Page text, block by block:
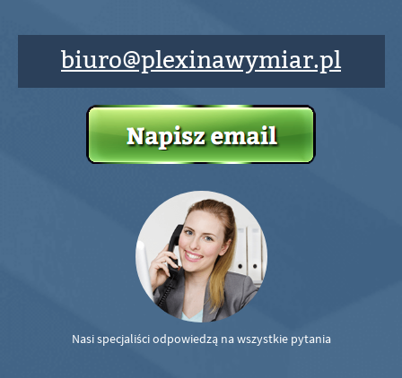
biuro@plexinawymiar.pl
Nasi specjaliści odpowiedzą na wszystkie pytania